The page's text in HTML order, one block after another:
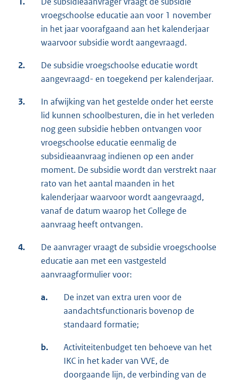
vroegschoolse educatie aan voor 1 november
in het jaar voorafgaand aan het kalenderjaar
waarvoor subsidie wordt aangevraagd.
2.
De subsidie vroegschoolse educatie wordt
aangevraagd- en toegekend per kalenderjaar.
3.
In afwijking van het gestelde onder het eerste
lid kunnen schoolbesturen, die in het verleden
nog geen subsidie hebben ontvangen voor
vroegschoolse educatie eenmalig de
subsidieaanvraag indienen op een ander
moment. De subsidie wordt dan verstrekt naar
rato van het aantal maanden in het
kalenderjaar waarvoor wordt aangevraagd,
vanaf de datum waarop het College de
aanvraag heeft ontvangen.
4.
De aanvrager vraagt de subsidie vroegschoolse
educatie aan met een vastgesteld
aanvraagformulier voor:
a.
De inzet van extra uren voor de
aandachtsfunctionaris bovenop de
standaard formatie;
b.
Activiteitenbudget ten behoeve van het
IKC in het kader van VVE, de
doorgaande lijn, de verbinding van de